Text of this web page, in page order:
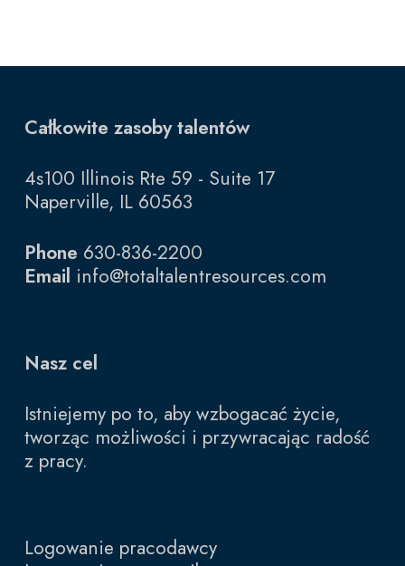
Całkowite zasoby talentów
4s100 Illinois Rte 59 - Suite 17
Naperville, IL 60563
Phone 630-836-2200
Email info@totaltalentresources.com
Nasz cel
Istniejemy po to, aby wzbogacać życie,
tworząc możliwości i przywracając radość
z pracy.
Logowanie pracodawcy